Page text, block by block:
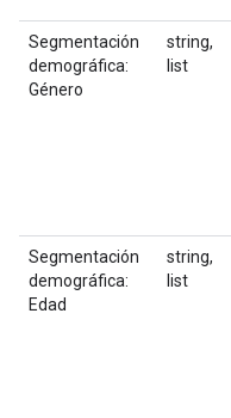
Segmentación
demográfica:
Género
string,
list
Segmentación
demográfica:
Edad
string,
list